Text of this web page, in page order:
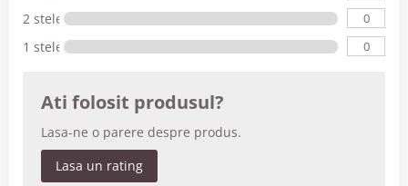
2 stele 0
1 stele 0
Ati folosit produsul?
Lasa-ne o parere despre produs.
Lasa un rating